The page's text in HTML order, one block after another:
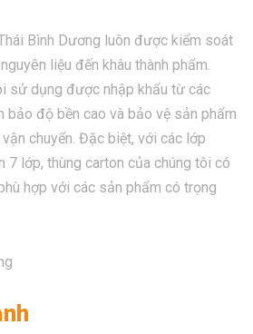
Bình Dương luôn được kiểm soát
liệu đến khâu thành phẩm.
sử dụng được nhập khẩu từ các
bảo độ bền cao và bảo vệ sản phẩm
chuyển. Đặc biệt, với các lớp
7 lớp, thùng carton của chúng tôi có
hợp với các sản phẩm có trọng